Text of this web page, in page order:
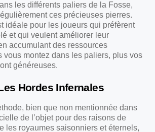
les différents paliers de la Fosse,
ces précieuses pierres.
idéale pour les joueurs qui préfèrent
et qui veulent améliorer leur
accumulant des ressources
vous montez dans les paliers, plus vos
généreuses.
Hordes Infernales
bien que non mentionnée dans
de l’objet pour des raisons de
les royaumes saisonniers et éternels,